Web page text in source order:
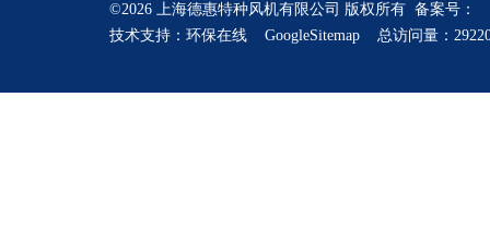
©2026 上海德惠特种风机有限公司 版权所有 备案号：
技术支持： 环保在线 GoogleSitemap 总访问量：